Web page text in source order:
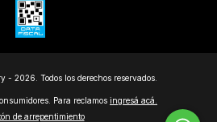
- 2026. Todos los derechos reservados.
Para reclamos ingresá acá.
de arrepentimiento